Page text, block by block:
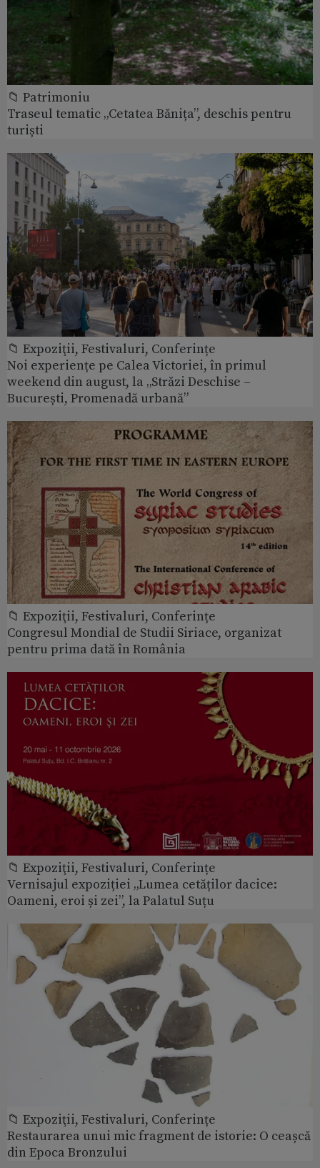
📁 Patrimoniu
Traseul tematic „Cetatea Bănița”, deschis pentru
turiști
📁 Expoziţii, Festivaluri, Conferințe
Noi experiențe pe Calea Victoriei, în primul
weekend din august, la „Străzi Deschise –
București, Promenadă urbană”
📁 Expoziţii, Festivaluri, Conferințe
Congresul Mondial de Studii Siriace, organizat
pentru prima dată în România
📁 Expoziţii, Festivaluri, Conferințe
Vernisajul expoziției „Lumea cetăților dacice:
Oameni, eroi și zei”, la Palatul Suțu
📁 Expoziţii, Festivaluri, Conferințe
Restaurarea unui mic fragment de istorie: O ceașcă
din Epoca Bronzului